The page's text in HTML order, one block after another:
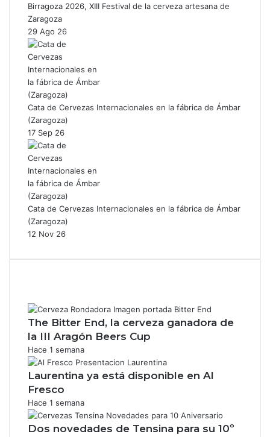
Birragoza 2026, XIII Festival de la cerveza artesana de
Zaragoza
29 Ago 26
Cata de Cervezas Internacionales en la fábrica de Ámbar
(Zaragoza)
17 Sep 26
Cata de Cervezas Internacionales en la fábrica de Ámbar
(Zaragoza)
12 Nov 26
The Bitter End, la cerveza ganadora de
la III Aragón Beers Cup
Hace 1 semana
Laurentina ya está disponible en Al
Fresco
Hace 1 semana
Dos novedades de Tensina para su 10º